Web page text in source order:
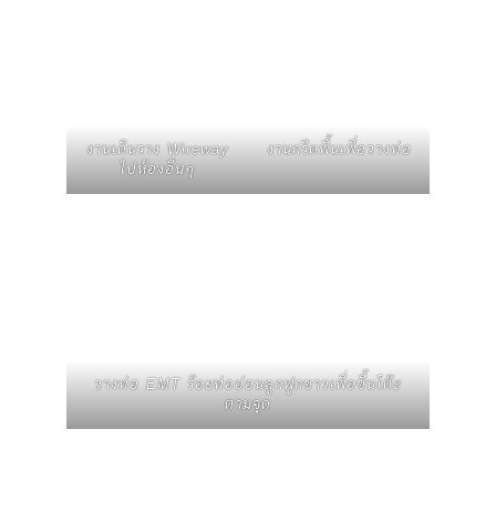
งานเดินราง Wireway
ไปห้องอื่นๆ
งานกรีดพื้นเพื่อวางท่อ
วางท่อ EMT ร้อยท่ออ่อนลูกฟูกขาวเพื่อขึ้นโต๊ะ
ตามจุด